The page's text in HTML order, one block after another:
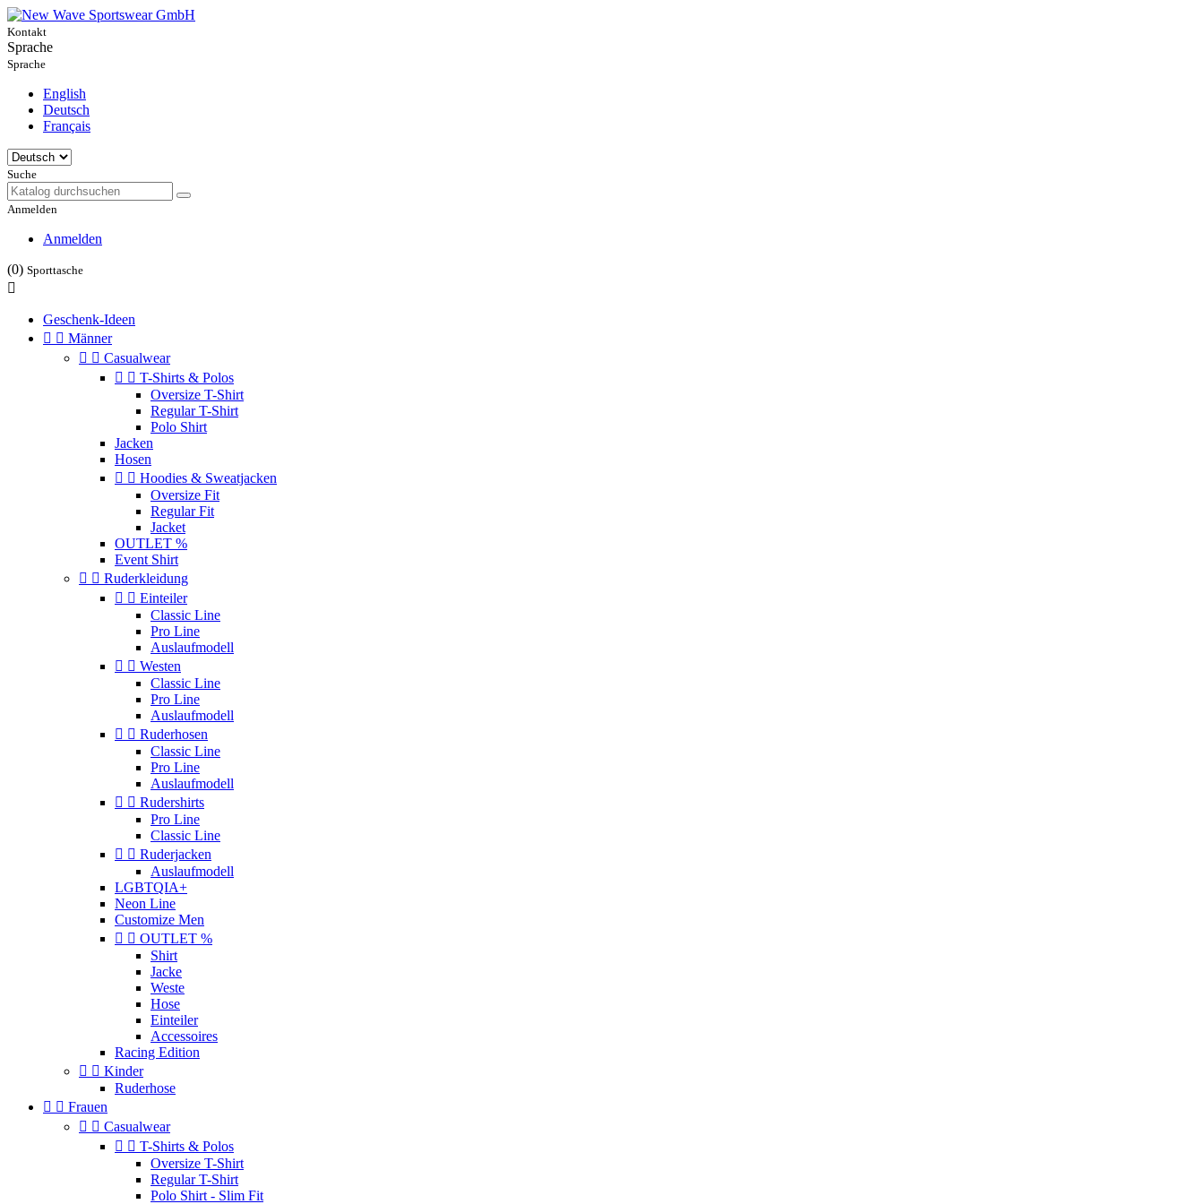
Kontakt
Sprache
Sprache
English
Deutsch
Français
Suche
Anmelden
Anmelden
(0) Sporttasche

Geschenk-Ideen
  Männer
  Casualwear
  T-Shirts & Polos
Oversize T-Shirt
Regular T-Shirt
Polo Shirt
Jacken
Hosen
  Hoodies & Sweatjacken
Oversize Fit
Regular Fit
Jacket
OUTLET %
Event Shirt
  Ruderkleidung
  Einteiler
Classic Line
Pro Line
Auslaufmodell
  Westen
Classic Line
Pro Line
Auslaufmodell
  Ruderhosen
Classic Line
Pro Line
Auslaufmodell
  Rudershirts
Pro Line
Classic Line
  Ruderjacken
Auslaufmodell
LGBTQIA+
Neon Line
Customize Men
  OUTLET %
Shirt
Jacke
Weste
Hose
Einteiler
Accessoires
Racing Edition
  Kinder
Ruderhose
  Frauen
  Casualwear
  T-Shirts & Polos
Oversize T-Shirt
Regular T-Shirt
Polo Shirt - Slim Fit